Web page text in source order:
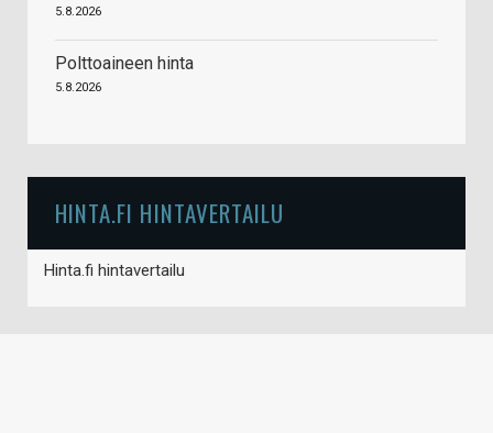
5.8.2026
Polttoaineen hinta
5.8.2026
HINTA.FI HINTAVERTAILU
Hinta.fi hintavertailu